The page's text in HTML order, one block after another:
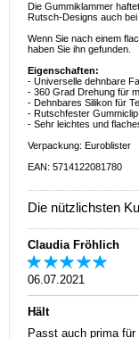
Die Gummiklammer
Rutsch-Designs auch
Wenn Sie nach einem
haben Sie ihn gefunden.
Eigenschaften:
- Universelle dehnbare
- 360 Grad Drehung für
- Dehnbares Silikon für
- Rutschfester
- Sehr leichtes und
Verpackung: Euroblister
EAN: 5714122081780
Die nützlichsten
Claudia Fröhlich
06.07.2021
Hält
Passt auch prima